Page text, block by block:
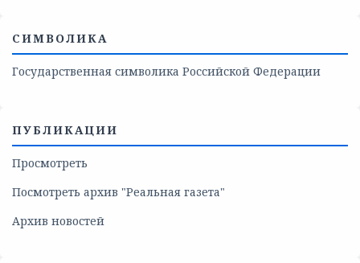
СИМВОЛИКА
Государственная символика Российской Федерации
ПУБЛИКАЦИИ
Просмотреть
Посмотреть архив "Реальная газета"
Архив новостей